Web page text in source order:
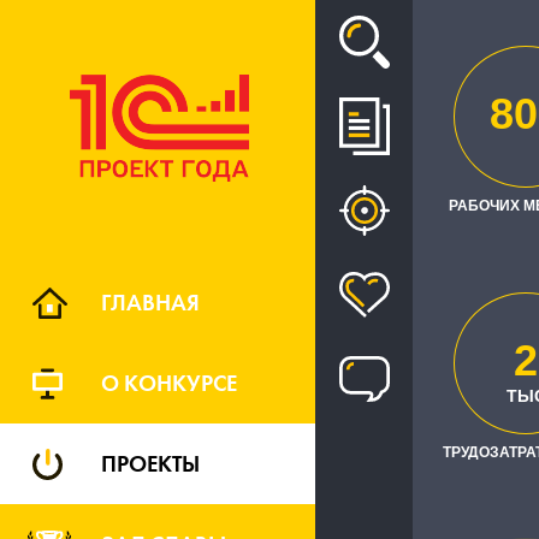
ГЛАВНАЯ
О КОНКУРСЕ
ПРОЕКТЫ
Проект
РАБОЧИХ
2